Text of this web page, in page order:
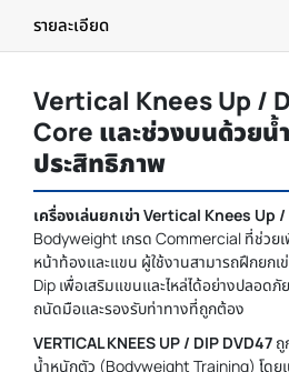
รายละเอียด
Vertical Knees Up /
Core และช่วงบนด้วยน้
ประสิทธิภาพ
เครื่องเล่นยกเข่า Vertical Knees Up
Bodyweight เกรด Commercial ที่ช่วย
หน้าท้องและแขน ผู้ใช้งานสามารถฝึกยก
Dip เพื่อเสริมแขนและไหล่ได้อย่างปลอด
ถนัดมือและรองรับท่าทางที่ถูกต้อง
VERTICAL KNEES UP / DIP DVD47 ถู
น้ำหนักตัว (Bodyweight Training) โดย